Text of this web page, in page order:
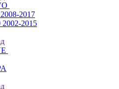
2017
2002-2015